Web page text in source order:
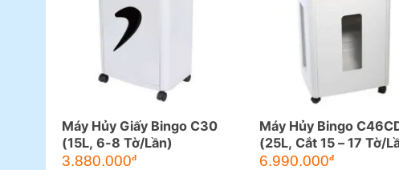
Máy Hủy Giấy Bingo C30
(15L, 6-8 Tờ/Lần)
3.880.000đ
Máy Hủy Bingo
(25L, Cắt 15 – 17 Tờ/
6.990.000đ